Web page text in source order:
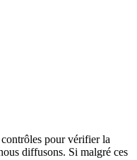
pour vérifier la
diffusons. Si malgré ces